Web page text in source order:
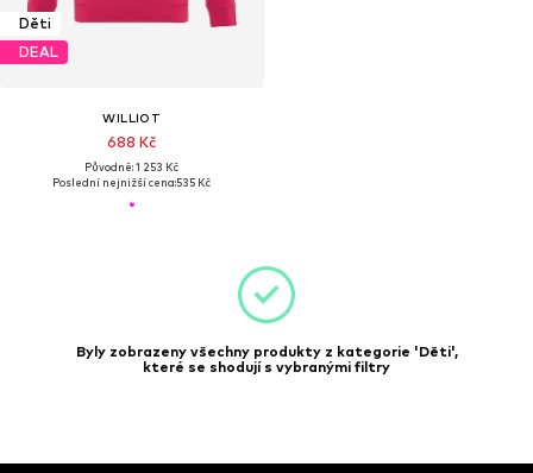
Děti
DEAL
WILLIOT
688 Kč
Původně: 1 253 Kč
Poslední nejnižší cena:535 Kč
Byly zobrazeny všechny produkty z kategorie 'Děti',
které se shodují s vybranými filtry